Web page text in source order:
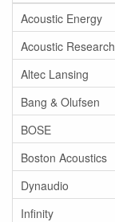
Acoustic Energy
Acoustic Research
Altec Lansing
Bang & Olufsen
BOSE
Boston Acoustics
Dynaudio
Infinity